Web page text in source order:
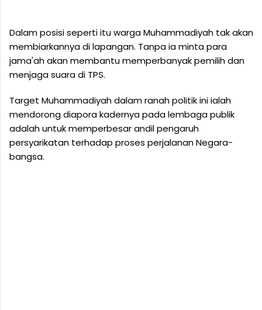
Dalam posisi seperti itu warga Muhammadiyah tak akan
membiarkannya di lapangan. Tanpa ia minta para
jama'ah akan membantu memperbanyak pemilih dan
menjaga suara di TPS.
Target Muhammadiyah dalam ranah politik ini ialah
mendorong diapora kadernya pada lembaga publik
adalah untuk memperbesar andil pengaruh
persyarikatan terhadap proses perjalanan Negara-
bangsa.